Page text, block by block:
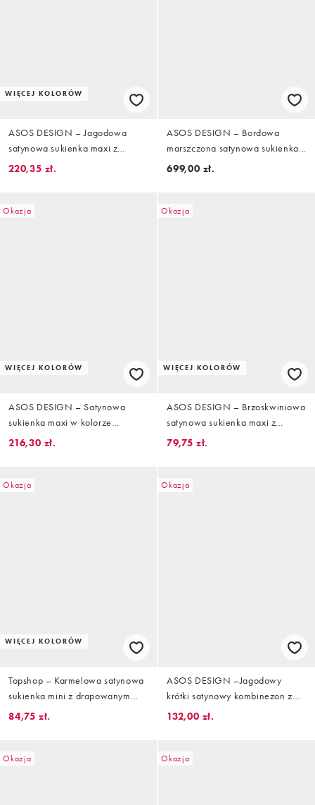
WIĘCEJ KOLORÓW
ASOS DESIGN – Jagodowa
satynowa sukienka maxi z
asymetrycznym dekoltem z
220,35 zł.
ASOS DESIGN – Bordowa
marszczona satynowa sukienka
maxi z długimi rękawami i
699,00 zł.
Okazja
WIĘCEJ KOLORÓW
ASOS DESIGN – Satynowa
sukienka maxi w kolorze
szampana z zabudowanym
216,30 zł.
Okazja
WIĘCEJ KOLORÓW
ASOS DESIGN – Brzoskwiniowa
satynowa sukienka maxi z
wiązaniem na plecach
79,75 zł.
Okazja
WIĘCEJ KOLORÓW
Topshop – Karmelowa satynowa
sukienka mini z drapowanym
tyłem i długimi rękawami
84,75 zł.
Okazja
ASOS DESIGN –Jagodowy
krótki satynowy kombinezon z
długimi rękawami i
132,00 zł.
Okazja Okazja